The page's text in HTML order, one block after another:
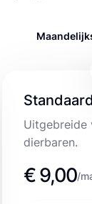
Uitgebreide
dierbaren.
€ 9,00/